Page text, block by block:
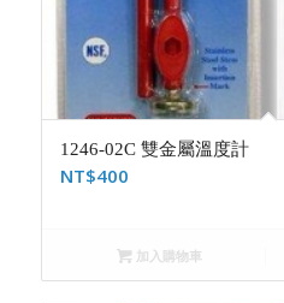
1246-02C 雙金屬溫度計
NT$400
加入購物車